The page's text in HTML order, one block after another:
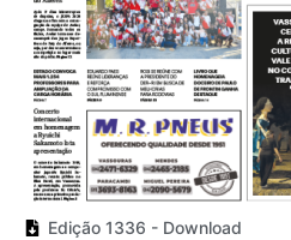
Edição 1336 - Download